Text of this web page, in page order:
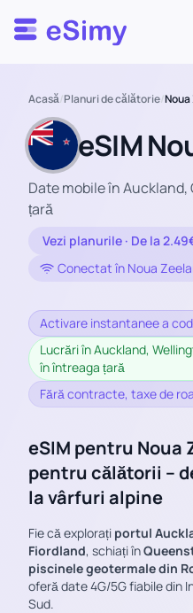
Esimy
Acasă/Planuri de călătorie/
eSIM
Date mobile în
țară
Vezi planurile · De la
Conectat în Noua
Activare instantanee a
Lucrări în Auckland,
în întreaga țară
Fără contracte, taxe de
eSIM pentru Noua
pentru călătorii –
la vârfuri alpine
Fie că explorați portul
Fiordland, schiați în
piscinele geotermale din
oferă date 4G/5G fiabile din
Sud.